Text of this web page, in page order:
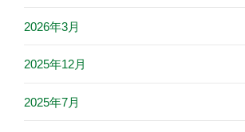
2026年3月
2025年12月
2025年7月